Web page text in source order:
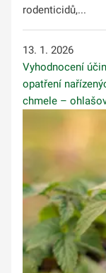
rodenticidů,...
13. 1. 2026
Vyhodnocení
opatření
chmele –